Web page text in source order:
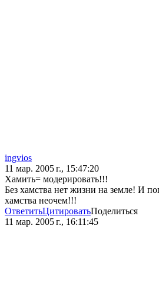
ingvios
11 мар. 2005 г., 15:47:20
Хамить= модерировать!!!
Без хамства нет жизни на земле! И
хамства неочем!!!
ОтветитьЦитироватьПоделиться
11 мар. 2005 г., 16:11:45